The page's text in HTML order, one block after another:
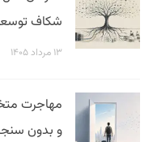
شکاف
۱۳ مرداد ۱۴۰۵
مهاجرت
و بدون